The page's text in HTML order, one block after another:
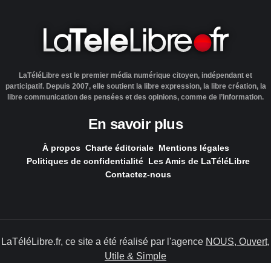
LaTéléLibre est le premier média numérique citoyen, indépendant et
participatif. Depuis 2007, elle soutient la libre expression, la libre création, la
libre communication des pensées et des opinions, comme de l’information.
En savoir plus
À propos Charte éditoriale Mentions légales
Politiques de confidentialité Les Amis de LaTéléLibre
Contactez-nous
LaTéléLibre.fr, ce site a été réalisé par l'agence NOUS, Ouvert,
Utile & Simple